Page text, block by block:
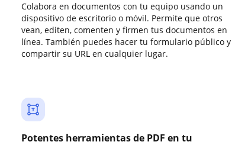
Colabora en documentos con tu equipo usando un
dispositivo de escritorio o móvil. Permite que otros
vean, editen, comenten y firmen tus documentos en
línea. También puedes hacer tu formulario público y
compartir su URL en cualquier lugar.
Potentes herramientas de PDF en tu